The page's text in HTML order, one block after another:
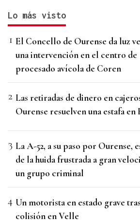
Lo más visto
El Concello de Ourense da luz
una intervención en el centro de
procesado avícola de Coren
Las retiradas de dinero en
Ourense resuelven una estafa en
La A-52, a su paso por Ourense,
de la huida frustrada a gran
un grupo criminal
Un motorista en estado grave
colisión en Velle